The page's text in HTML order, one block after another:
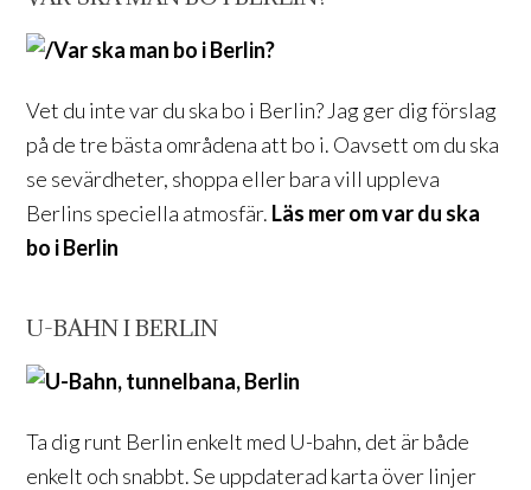
Vet du inte var du ska bo i Berlin? Jag ger dig förslag
på de tre bästa områdena att bo i. Oavsett om du ska
se sevärdheter, shoppa eller bara vill uppleva
Berlins speciella atmosfär. Läs mer om var du ska
bo i Berlin
U-BAHN I BERLIN
Ta dig runt Berlin enkelt med U-bahn, det är både
enkelt och snabbt. Se uppdaterad karta över linjer